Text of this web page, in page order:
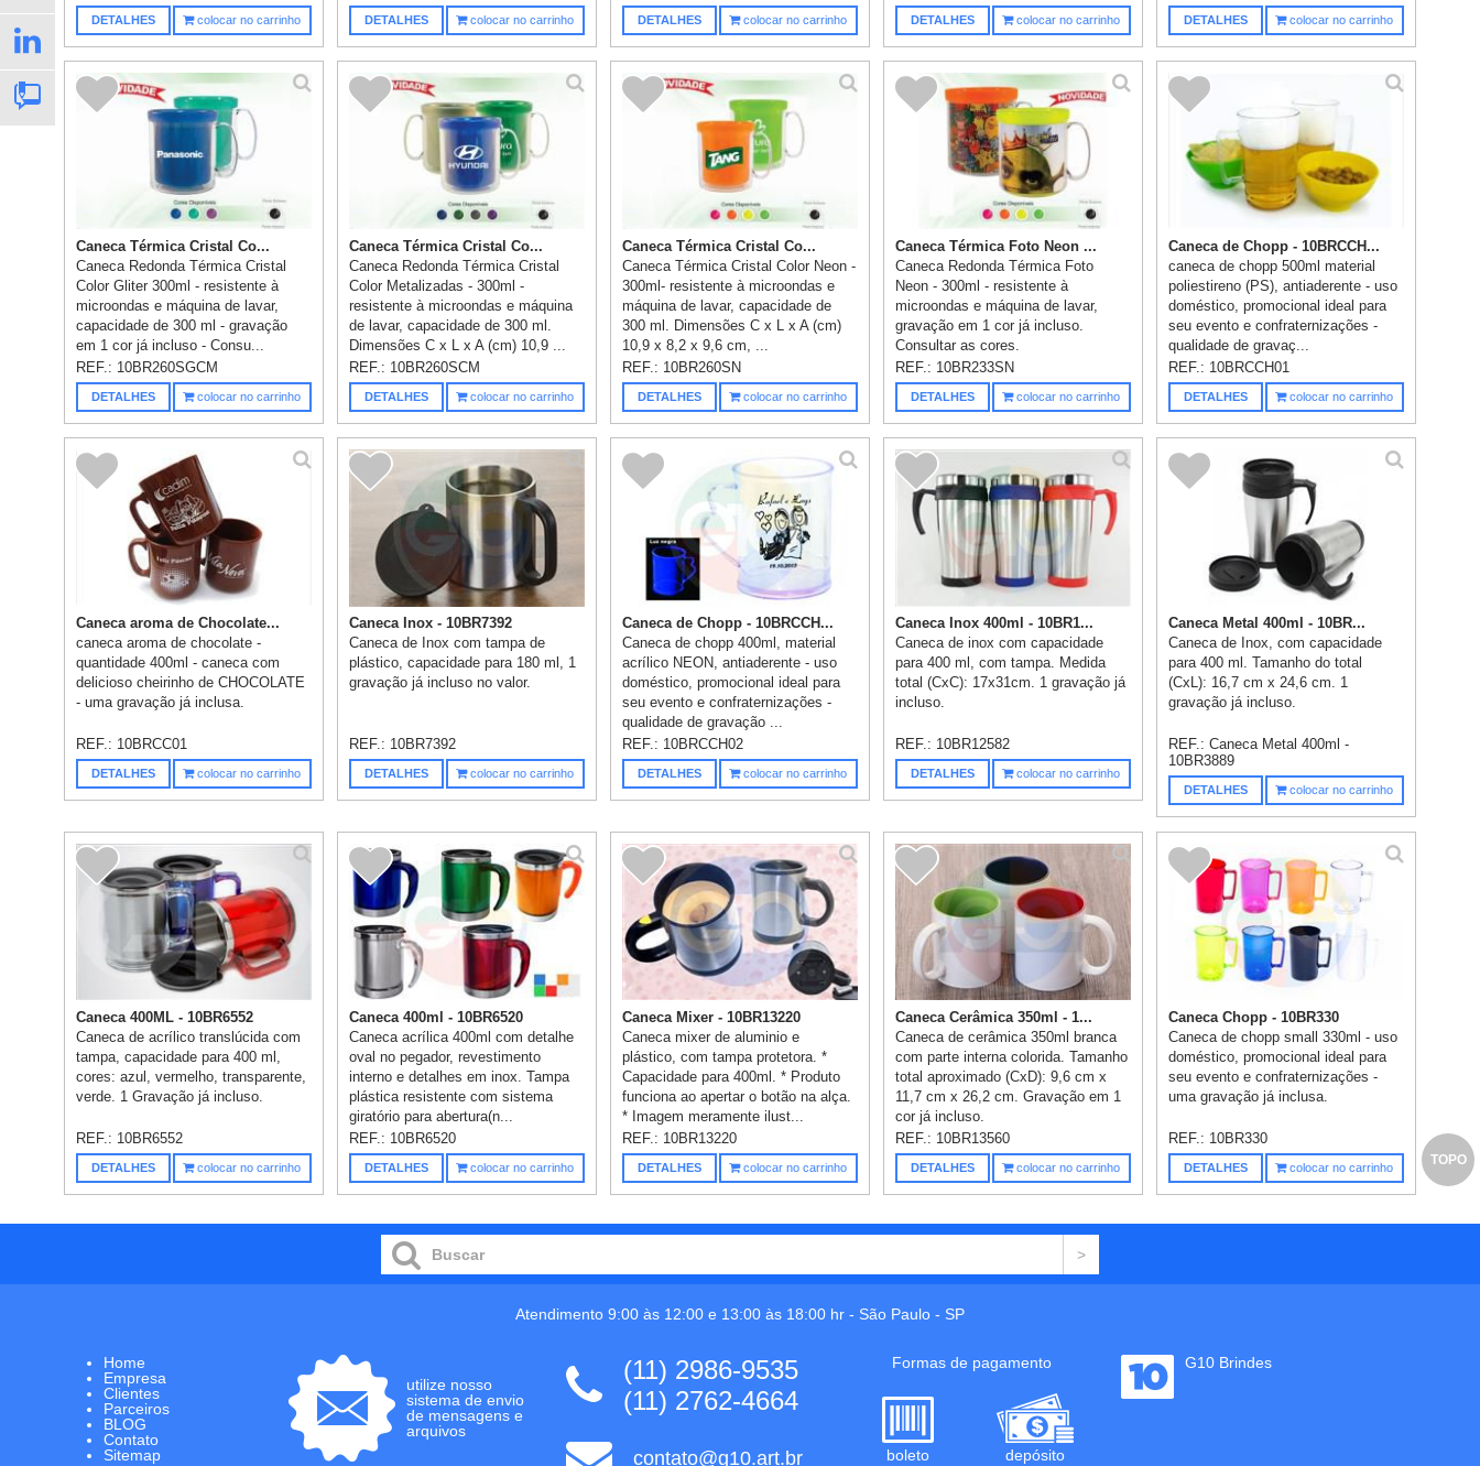
DETALHES colocar no carrinho DETALHES colocar no carrinho DETALHES colocar no carrinho DETALHES colocar no carrinho DETALHES colocar no carrinho
Caneca Térmica Cristal Co...
Caneca Redonda Térmica Cristal
Color Gliter 300ml - resistente à
microondas e máquina de lavar,
capacidade de 300 ml - gravação
em 1 cor já incluso - Consu...
REF.: 10BR260SGCM
DETALHES colocar no carrinho
Caneca Térmica Cristal Co...
Caneca Redonda Térmica Cristal
Color Metalizadas - 300ml -
resistente à microondas e máquina
de lavar, capacidade de 300 ml.
Dimensões C x L x A (cm) 10,9 ...
REF.: 10BR260SCM
DETALHES colocar no carrinho
Caneca Térmica Cristal Co...
Caneca Térmica Cristal Color Neon -
300ml- resistente à microondas e
máquina de lavar, capacidade de
300 ml. Dimensões C x L x A (cm)
10,9 x 8,2 x 9,6 cm, ...
REF.: 10BR260SN
DETALHES colocar no carrinho
Caneca Térmica Foto Neon ...
Caneca Redonda Térmica Foto
Neon - 300ml - resistente à
microondas e máquina de lavar,
gravação em 1 cor já incluso.
Consultar as cores.
REF.: 10BR233SN
DETALHES colocar no carrinho
Caneca de Chopp - 10BRCCH...
caneca de chopp 500ml material
poliestireno (PS), antiaderente - uso
doméstico, promocional ideal para
seu evento e confraternizações -
qualidade de gravaç...
REF.: 10BRCCH01
DETALHES colocar no carrinho
Caneca aroma de Chocolate...
caneca aroma de chocolate -
quantidade 400ml - caneca com
delicioso cheirinho de CHOCOLATE
- uma gravação já inclusa.
REF.: 10BRCC01
DETALHES colocar no carrinho
Caneca Inox - 10BR7392
Caneca de Inox com tampa de
plástico, capacidade para 180 ml, 1
gravação já incluso no valor.
REF.: 10BR7392
DETALHES colocar no carrinho
Caneca de Chopp - 10BRCCH...
Caneca de chopp 400ml, material
acrílico NEON, antiaderente - uso
doméstico, promocional ideal para
seu evento e confraternizações -
qualidade de gravação ...
REF.: 10BRCCH02
DETALHES colocar no carrinho
Caneca Inox 400ml - 10BR1...
Caneca de inox com capacidade
para 400 ml, com tampa. Medida
total (CxC): 17x31cm. 1 gravação já
incluso.
REF.: 10BR12582
DETALHES colocar no carrinho
Caneca Metal 400ml - 10BR...
Caneca de Inox, com capacidade
para 400 ml. Tamanho do total
(CxL): 16,7 cm x 24,6 cm. 1
gravação já incluso.
REF.:Caneca Metal 400ml -
10BR3889
DETALHES colocar no carrinho
Caneca 400ML - 10BR6552
Caneca de acrílico translúcida com
tampa, capacidade para 400 ml,
cores: azul, vermelho, transparente,
verde. 1 Gravação já incluso.
REF.: 10BR6552
DETALHES colocar no carrinho
Caneca 400ml - 10BR6520
Caneca acrílica 400ml com detalhe
oval no pegador, revestimento
interno e detalhes em inox. Tampa
plástica resistente com sistema
giratório para abertura(n...
REF.: 10BR6520
DETALHES colocar no carrinho
Caneca Mixer - 10BR13220
Caneca mixer de aluminio e
plástico, com tampa protetora. *
Capacidade para 400ml. * Produto
funciona ao apertar o botão na alça.
* Imagem meramente ilust...
REF.: 10BR13220
DETALHES colocar no carrinho
Caneca Cerâmica 350ml - 1...
Caneca de cerâmica 350ml branca
com parte interna colorida. Tamanho
total aproximado (CxD): 9,6 cm x
11,7 cm x 26,2 cm. Gravação em 1
cor já incluso.
REF.: 10BR13560
DETALHES colocar no carrinho
Caneca Chopp - 10BR330
Caneca de chopp small 330ml - uso
doméstico, promocional ideal para
seu evento e confraternizações -
uma gravação já inclusa.
REF.: 10BR330
DETALHES colocar no carrinho TOPO
Atendimento 9:00 às 12:00 e 13:00 às 18:00 hr - São Paulo - SP
Home
Empresa
Clientes
Parceiros
BLOG
Contato
Sitemap
utilize nosso
sistema de envio
de mensagens e
arquivos
(11) 2986-9535
(11) 2762-4664
contato@g10.art.br
Formas de pagamento
boleto depósito
G10 Brindes